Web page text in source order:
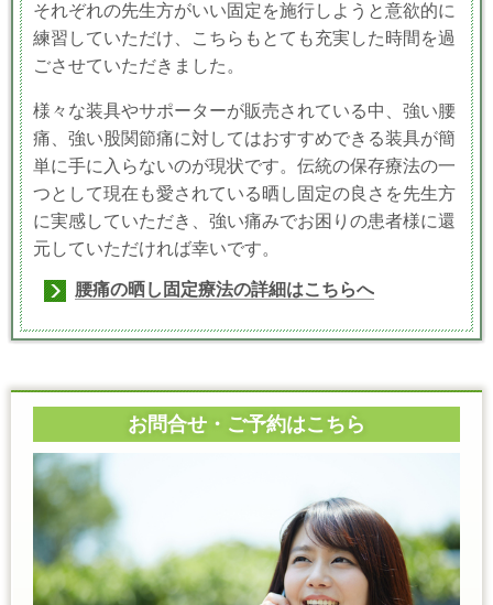
それぞれの先生方がいい固定を施行しようと意欲的に
練習していただけ、こちらもとても充実した時間を過
ごさせていただきました。
様々な装具やサポーターが販売されている中、強い腰
痛、強い股関節痛に対してはおすすめできる装具が簡
単に手に入らないのが現状です。伝統の保存療法の一
つとして現在も愛されている晒し固定の良さを先生方
に実感していただき、強い痛みでお困りの患者様に還
元していただければ幸いです。
腰痛の晒し固定療法の詳細はこちらへ
お問合せ・ご予約はこちら